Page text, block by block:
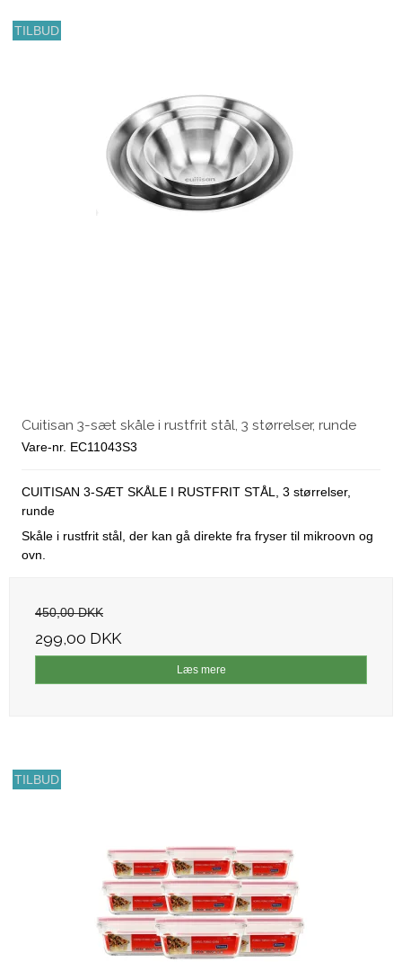
TILBUD
Cuitisan 3-sæt skåle i rustfrit stål, 3 størrelser, runde
Vare-nr. EC11043S3
CUITISAN 3-SÆT SKÅLE I RUSTFRIT STÅL, 3 størrelser,
runde
Skåle i rustfrit stål, der kan gå direkte fra fryser til mikroovn og
ovn.
450,00 DKK
299,00 DKK
Læs mere
TILBUD